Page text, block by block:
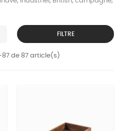
FILTRE
87 de 87 article(s)